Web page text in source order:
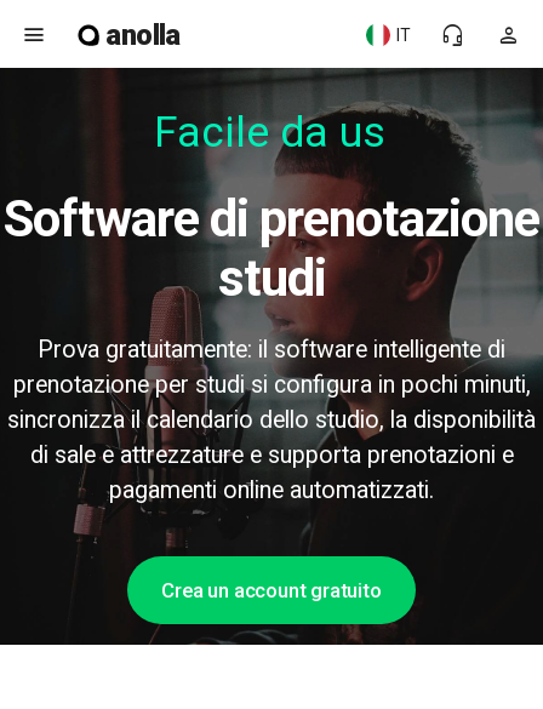
menu anolla person
headset_mic
IT
Facile da usa
Software di prenotazione
studi
Prova gratuitamente: il software intelligente di
prenotazione per studi si configura in pochi minuti,
sincronizza il calendario dello studio, la disponibilità
di sale e attrezzature e supporta prenotazioni e
pagamenti online automatizzati.
Crea un account gratuito